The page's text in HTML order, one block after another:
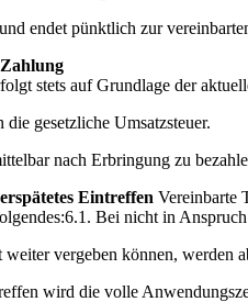
endet pünktlich zur
stets auf Grundlage der
die gesetzliche Umsatzsteuer.
nach Erbringung zu
Eintreffen Vereinbarte
Bei nicht in
vergeben können, werden
wird die volle